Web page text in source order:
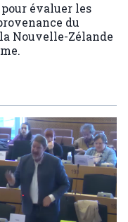
évaluer les
du
Nouvelle-Zélande